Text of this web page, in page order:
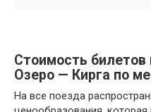
Стоимость билетов
Озеро — Кирга по
На все поезда